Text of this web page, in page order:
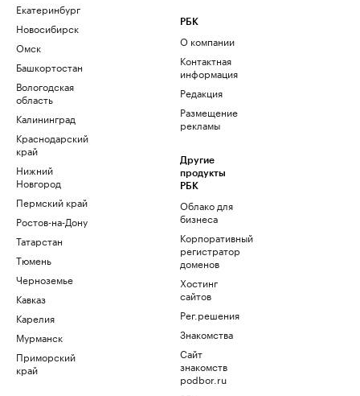
Екатеринбург
Новосибирск
Омск
Башкортостан
Вологодская
область
Калининград
Краснодарский
край
Нижний
Новгород
Пермский край
Ростов-на-Дону
Татарстан
Тюмень
Черноземье
Кавказ
Карелия
Мурманск
Приморский
край
РБК
О компании
Контактная
информация
Редакция
Размещение
рекламы
Другие
продукты
РБК
Облако для
бизнеса
Корпоративный
регистратор
доменов
Хостинг
сайтов
Рег.решения
Знакомства
Сайт
знакомств
podbor.ru